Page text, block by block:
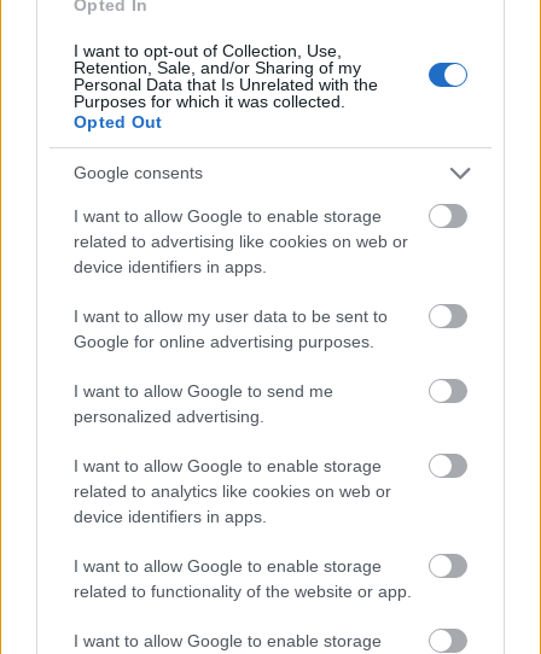
Opted In
I want to opt-out of Collection, Use,
Retention, Sale, and/or Sharing of my
Personal Data that Is Unrelated with the
Purposes for which it was collected.
Opted Out
Google consents
I want to allow Google to enable storage
related to advertising like cookies on web or
device identifiers in apps.
I want to allow my user data to be sent to
Google for online advertising purposes.
I want to allow Google to send me
personalized advertising.
I want to allow Google to enable storage
related to analytics like cookies on web or
device identifiers in apps.
I want to allow Google to enable storage
related to functionality of the website or app.
I want to allow Google to enable storage
költöztem, apukám utánfutót készített azért, hogy
segíteni tudjon. Boldoggá tesz a tudat, ha én is
tudok adni nekik egy-két dolgot. Sosem fogok rájuk
haragudni amiatt, mert anyagilag nem tudtak
segíteni nekem, cserébe mindig hálás leszek azért,
hogy szeretnek, és amiért összetart a családunk.
Pontosan ezért imádtam vidéken élni, és most is
boldogsággal tölt el, amikor haza tudok menni.
Budapest ebből a szempontból teljesen más, itt
magamra vagyok utalva. Anyuékkal sokat beszélek
csöndben takarítunk mindketten. Nagyon pörgős a
nagyváros, de én a legtöbbször itthon vagyok. Nem
járok bulizni, három éve nem iszom alkoholt – évi
egy-két alkalmon kívül –, és nagyon szeretem
Pestet, mert itt tényleg minden elérhető. Pécsett
akkor azt messziről kellett megrendelnem, vagy
Budapestig kellett utaznom érte.